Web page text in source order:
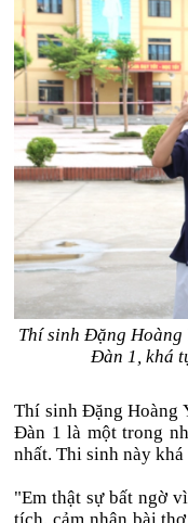
Thí sinh Đặng Hoàng
Đàn 1, khá
Thí sinh Đặng Hoàng
Đàn 1 là một trong
nhất. Thi sinh này
"Em thật sự bất ngờ